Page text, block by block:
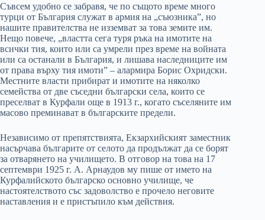
Съвсем удобно се забравя, че по същото време много
турци от България служат в армия на „съюзника”, но
нашите правителства не изземват за това земите им.
Нещо повече, „властта сега туря ръка на имотите на
всички тия, които или са умрели през време на войната
или са останали в България, и лишава наследниците им
от права върху тия имоти” – алармира Борис Охридски.
Местните власти прибират и имотите на няколко
семейства от две съседни български села, които се
преселват в Курфали още в 1913 г., когато съселяните им
масово преминават в българските предели.
Независимо от препятствията, Екзархийският заместник
насърчава българите от селото да продължат да се борят
за отварянето на училището. В отговор на това на 17
септември 1925 г. А. Арнаудов му пише от името на
Курфалийското българско основно училище, че
настоятелството със задоволство е прочело неговите
наставления и е пристъпило към действия.